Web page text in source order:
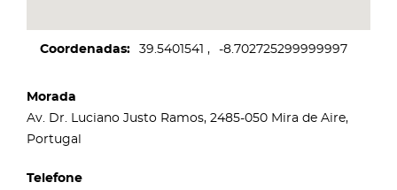
Coordenadas 39.5401541 -8.702725299999997
Morada
Av. Dr. Luciano Justo Ramos, 2485-050 Mira de Aire,
Portugal
Telefone